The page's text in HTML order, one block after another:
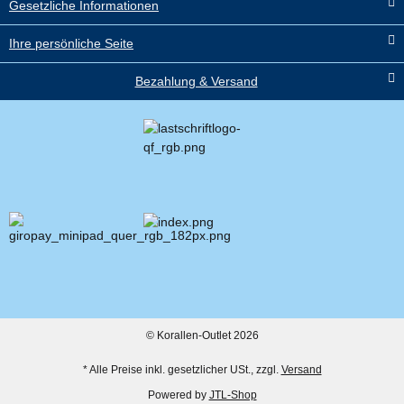
Lieferzeit:1 - 3 Werktage(DE -
Ausland abweichend)
3,90 €*
Gesetzliche Informationen
Ihre persönliche Seite
Bezahlung & Versand
© Korallen-Outlet 2026
* Alle Preise inkl. gesetzlicher USt., zzgl. Versand
Powered by JTL-Shop